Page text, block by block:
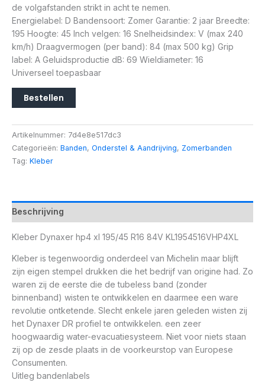
de volgafstanden strikt in acht te nemen.
Energielabel: D Bandensoort: Zomer Garantie: 2 jaar Breedte:
195 Hoogte: 45 Inch velgen: 16 Snelheidsindex: V (max 240
km/h) Draagvermogen (per band): 84 (max 500 kg) Grip
label: A Geluidsproductie dB: 69 Wieldiameter: 16
Universeel toepasbaar
Bestellen
Artikelnummer: 7d4e8e517dc3
Categorieën: Banden, Onderstel & Aandrijving, Zomerbanden
Tag: Kleber
Beschrijving
Kleber Dynaxer hp4 xl 195/45 R16 84V KL1954516VHP4XL
Kleber is tegenwoordig onderdeel van Michelin maar blijft
zijn eigen stempel drukken die het bedrijf van origine had. Zo
waren zij de eerste die de tubeless band (zonder
binnenband) wisten te ontwikkelen en daarmee een ware
revolutie ontketende. Slecht enkele jaren geleden wisten zij
het Dynaxer DR profiel te ontwikkelen. een zeer
hoogwaardig water-evacuatiesysteem. Niet voor niets staan
zij op de zesde plaats in de voorkeurstop van Europese
Consumenten.
Uitleg bandenlabels